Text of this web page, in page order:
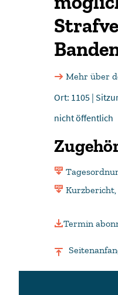
Mehr über
Ort: 1105 |
nicht öffentlich
Kurzbericht,
Termin